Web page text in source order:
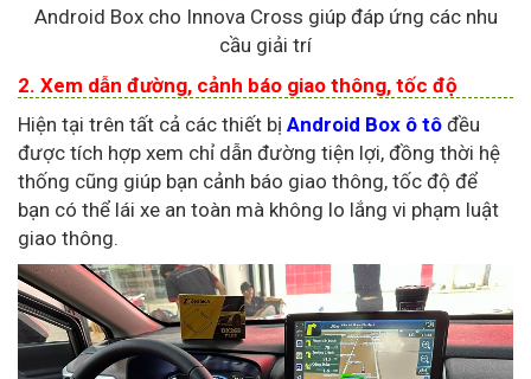
Android Box cho Innova Cross giúp đáp ứng các nhu
cầu giải trí
2. Xem dẫn đường, cảnh báo giao thông, tốc độ
Hiện tại trên tất cả các thiết bị Android Box ô tô đều
được tích hợp xem chỉ dẫn đường tiện lợi, đồng thời hệ
thống cũng giúp bạn cảnh báo giao thông, tốc độ để
bạn có thể lái xe an toàn mà không lo lắng vi phạm luật
giao thông.